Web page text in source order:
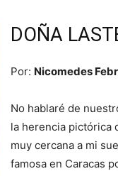
DOÑA
Por: Nicomedes
No hablaré de
la herencia pictórica
muy cercana a mi
famosa en Caracas